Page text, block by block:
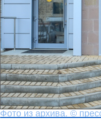
Фото из архива. ©